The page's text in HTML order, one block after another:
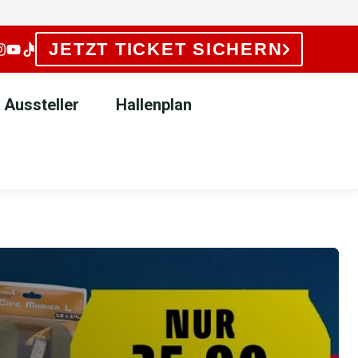
JETZT TICKET SICHERN
Aussteller Hallenplan